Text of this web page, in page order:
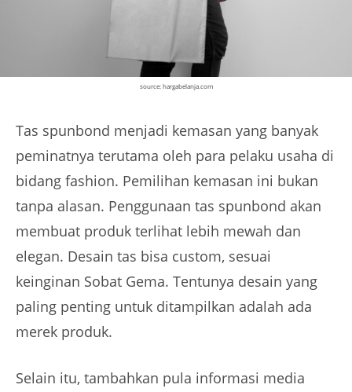
source: hargabelanja.com
Tas spunbond menjadi kemasan yang banyak
peminatnya terutama oleh para pelaku usaha di
bidang fashion. Pemilihan kemasan ini bukan
tanpa alasan. Penggunaan tas spunbond akan
membuat produk terlihat lebih mewah dan
elegan. Desain tas bisa custom, sesuai
keinginan Sobat Gema. Tentunya desain yang
paling penting untuk ditampilkan adalah ada
merek produk.
Selain itu, tambahkan pula informasi media